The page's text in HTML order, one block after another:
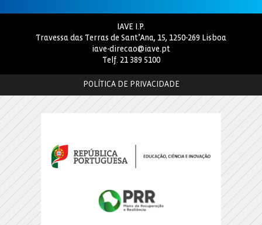
IAVE I.P.
Travessa das Terras de Sant’Ana, 15, 1250-269 Lisboa
iave-direcao@iave.pt
Telf. 21 389 5100
POLÍTICA DE PRIVACIDADE